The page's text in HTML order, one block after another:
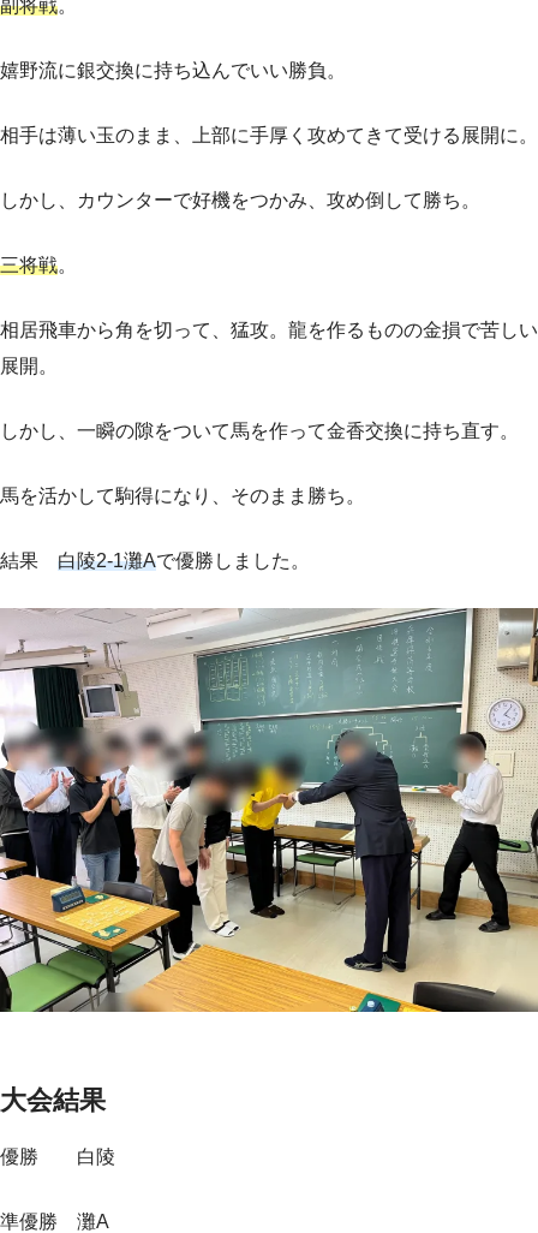
副将戦。
嬉野流に銀交換に持ち込んでいい勝負。
相手は薄い玉のまま、上部に手厚く攻めてきて受ける展開に。
しかし、カウンターで好機をつかみ、攻め倒して勝ち。
三将戦。
相居飛車から角を切って、猛攻。龍を作るものの金損で苦しい
展開。
しかし、一瞬の隙をついて馬を作って金香交換に持ち直す。
馬を活かして駒得になり、そのまま勝ち。
結果 白陵2-1灘Aで優勝しました。
大会結果
優勝 白陵
準優勝 灘A